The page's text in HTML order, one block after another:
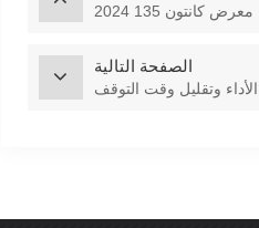
2024 معرض كانتون 135
الصفحة التالية